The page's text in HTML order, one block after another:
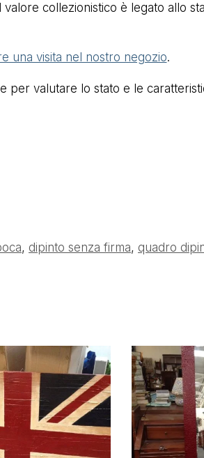
collezionistico è legato allo
una visita nel nostro negozio.
valutare lo stato e le
, dipinto senza firma, quadro